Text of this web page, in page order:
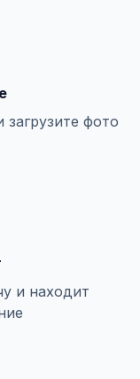
загрузите фото
и находит